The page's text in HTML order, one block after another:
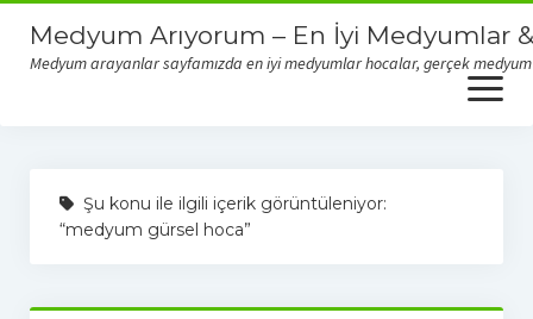
Medyum Arıyorum – En İyi Medyumlar
Medyum arayanlar sayfamızda en iyi medyumlar hocalar, gerçek
open
menu
Şu konu ile ilgili içerik görüntüleniyor:
“medyum gürsel hoca”